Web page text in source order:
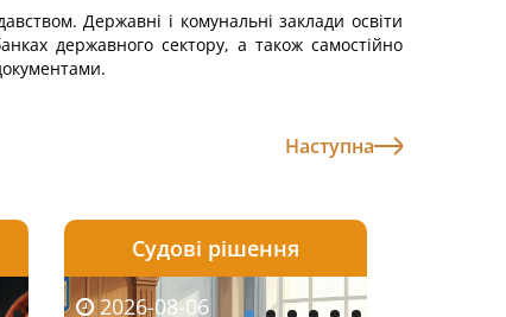
Державні і комунальні заклади освіти
державного сектору, а також самостійно
Наступна
2026-08-05 2026-08-05
2026-08-03 2026-08-03
2026-08-06 2026-08-06
Судові рішення
2026-08-06